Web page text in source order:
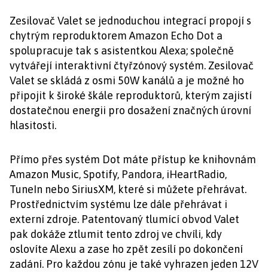
Zesilovač Valet se jednoduchou integrací propojí s
chytrým reproduktorem Amazon Echo Dot a
spolupracuje tak s asistentkou Alexa; společně
vytvářejí interaktivní čtyřzónový systém. Zesilovač
Valet se skládá z osmi 50W kanálů a je možné ho
připojit k široké škále reproduktorů, kterým zajistí
dostatečnou energii pro dosažení značných úrovní
hlasitosti.
Přímo přes systém Dot máte přístup ke knihovnám
Amazon Music, Spotify, Pandora, iHeartRadio,
TuneIn nebo SiriusXM, které si můžete přehrávat.
Prostřednictvím systému lze dále přehrávat i
externí zdroje. Patentovaný tlumící obvod Valet
pak dokáže ztlumit tento zdroj ve chvíli, kdy
oslovíte Alexu a zase ho zpět zesílí po dokončení
zadání. Pro každou zónu je také vyhrazen jeden 12V